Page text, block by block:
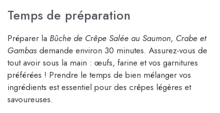
Temps de préparation
Préparer la Bûche de Crêpe Salée au Saumon, Crabe et
Gambas demande environ 30 minutes. Assurez-vous de
tout avoir sous la main : œufs, farine et vos garnitures
préférées ! Prendre le temps de bien mélanger vos
ingrédients est essentiel pour des crêpes légères et
savoureuses.